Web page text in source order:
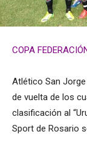
COPA
Atlético San
de vuelta de los
clasificación al
Sport de Rosario